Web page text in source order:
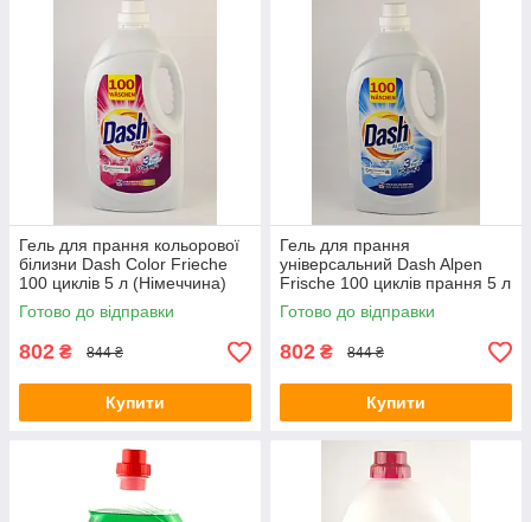
Гель для прання кольорової
білизни Dash Color Frieche
100 циклів 5 л (Німеччина)
Готово до відправки
802 ₴ 844 ₴
Купити
Гель для прання
універсальний Dash Alpen
Frische 100 циклів прання 5 л
(Німеччина)
Готово до відправки
802 ₴ 844 ₴
Купити